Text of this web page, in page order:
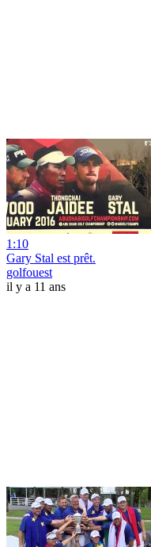
1:10
Gary Stal est prêt.
golfouest
il y a 11 ans